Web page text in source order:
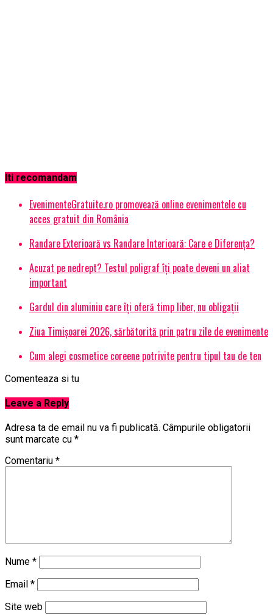
Iti recomandam
EvenimenteGratuite.ro promovează online evenimentele cu
acces gratuit din România
Randare Exterioară vs Randare Interioară: Care e Diferența?
Acuzat pe nedrept? Testul poligraf îţi poate deveni un aliat
important
Gardul din aluminiu care îți oferă timp liber, nu obligații
Ziua Timișoarei 2026, sărbătorită prin patru zile de evenimente
Cum alegi cosmetice coreene potrivite pentru tipul tau de ten
Comenteaza si tu
Leave a Reply
Adresa ta de email nu va fi publicată. Câmpurile obligatorii
sunt marcate cu *
Comentariu *
Nume *
Email *
Site web